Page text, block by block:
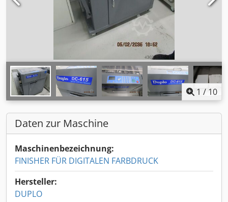
1 / 10
Daten zur Maschine
Maschinenbezeichnung:
FINISHER FÜR DIGITALEN FARBDRUCK
Hersteller:
DUPLO